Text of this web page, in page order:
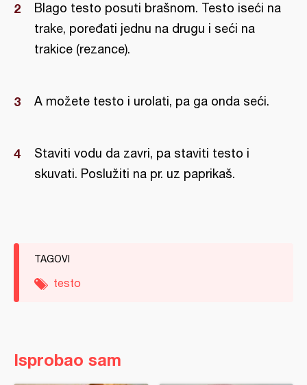
Blago testo posuti brašnom. Testo iseći na
trake, poređati jednu na drugu i seći na
trakice (rezance).
A možete testo i urolati, pa ga onda seći.
Staviti vodu da zavri, pa staviti testo i
skuvati. Poslužiti na pr. uz paprikaš.
TAGOVI
testo
Isprobao sam